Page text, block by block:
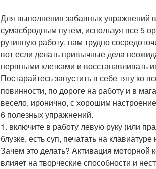
Для выполнения забавных упражнений
сумасбродным путем, используя все 5
рутинную работу, нам трудно
вот если делать привычные дела
нервными клетками и восстанавливать
Постарайтесь запустить в себе тягу
повинности, по дороге на работу и в
весело, иронично, с хорошим
6 полезных упражнений.
1. включите в работу левую руку (или
блузке, есть суп, печатать на
Зачем это делать? Активация моторной
влияет на творческие способности и